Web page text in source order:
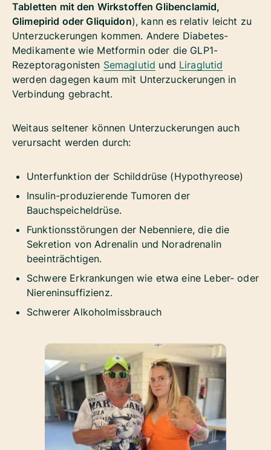
Tabletten mit den Wirkstoffen Glibenclamid,
Glimepirid oder Gliquidon), kann es relativ leicht zu
Unterzuckerungen kommen. Andere Diabetes-
Medikamente wie Metformin oder die GLP1-
Rezeptoragonisten Semaglutid und Liraglutid
werden dagegen kaum mit Unterzuckerungen in
Verbindung gebracht.
Weitaus seltener können Unterzuckerungen auch
verursacht werden durch:
Unterfunktion der Schilddrüse (Hypothyreose)
Insulin-produzierende Tumoren der
Bauchspeicheldrüse.
Funktionsstörungen der Nebenniere, die die
Sekretion von Adrenalin und Noradrenalin
beeinträchtigen.
Schwere Erkrankungen wie etwa eine Leber- oder
Niereninsuffizienz.
Schwerer Alkoholmissbrauch